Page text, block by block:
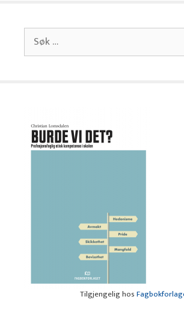
Søk
etter:
Tilgjengelig hos